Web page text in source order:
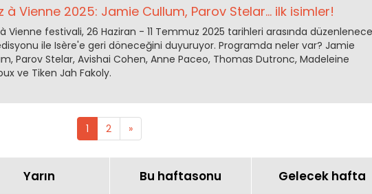
à Vienne 2025: Jamie Cullum, Parov Stelar... ilk isimler!
Vienne festivali, 26 Haziran - 11 Temmuz 2025 tarihleri arasında
ile Isère'e geri döneceğini duyuruyor. Programda neler var? Jamie
Parov Stelar, Avishai Cohen, Anne Paceo, Thomas Dutronc, Madeleine
ve Tiken Jah Fakoly.
1 2 »
Yarın Bu haftasonu Gelecek hafta